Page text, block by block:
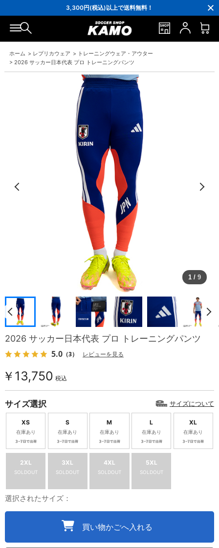
3,300円(税込)以上で送料無料！
ポイント還元率5％！プレミア会員は7％
16,000円(税込)以上でシューズケースプレゼント！
3,300円(税込)以上で送料無料！
ホーム > レプリカウェア > トレーニングウェア・アウター
> 2026 サッカー日本代表 プロ トレーニングパンツ
1 / 9
2026 サッカー日本代表 プロ トレーニングパンツ
5.0 （3） レビューを見る
￥13,750 税込
サイズ選択 サイズについて
XS
在庫あり
S
在庫あり
M
在庫あり
L
在庫あり
XL
在庫あり
2XL
SOLDOUT
3XL
SOLDOUT
4XL
SOLDOUT
5XL
SOLDOUT
選択されたサイズ：
買い物かごへ入れる